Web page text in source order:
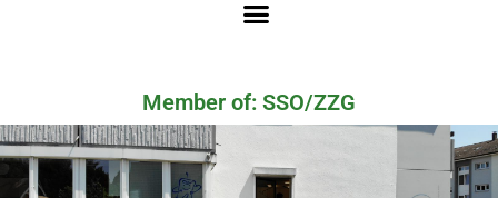
Member of: SSO/ZZG